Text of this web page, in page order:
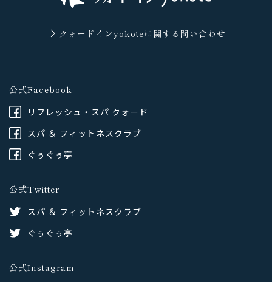
クォードインyokoteに 関する問い合わせ
公式Facebook
リフレッシュ・スパ クォード
スパ ＆ フィットネスクラブ
ぐぅぐぅ亭
公式Twitter
スパ ＆ フィットネスクラブ
ぐぅぐぅ亭
公式Instagram